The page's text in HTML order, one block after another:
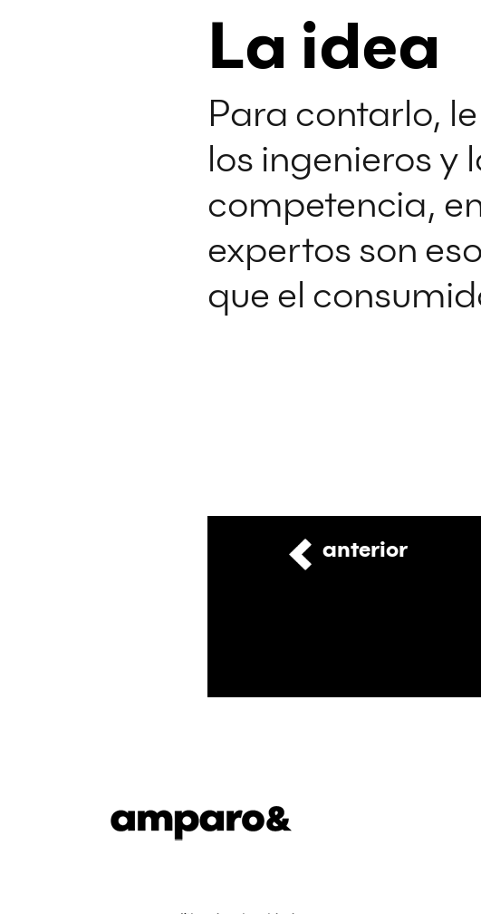
La idea
Para contarlo,
los ingenieros y
competencia,
expertos son
que el
anterior